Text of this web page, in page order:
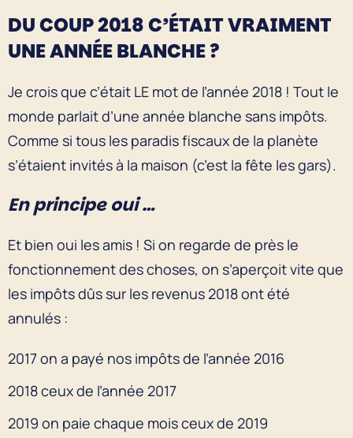
DU COUP 2018 C’ÉTAIT VRAIMENT
UNE ANNÉE BLANCHE ?
Je crois que c’était LE mot de l’année 2018 ! Tout le
monde parlait d’une année blanche sans impôts.
Comme si tous les paradis fiscaux de la planète
s’étaient invités à la maison (c’est la fête les gars).
En principe oui …
Et bien oui les amis ! Si on regarde de près le
fonctionnement des choses, on s’aperçoit vite que
les impôts dûs sur les revenus 2018 ont été
annulés :
2017 on a payé nos impôts de l’année 2016
2018 ceux de l’année 2017
2019 on paie chaque mois ceux de 2019